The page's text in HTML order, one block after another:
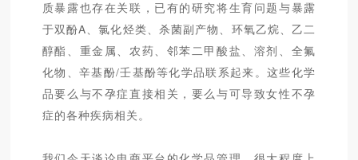
质暴露也存在关联，已有的研究将生育问题与暴露
于双酚A、氯化烃类、杀菌副产物、环氧乙烷、乙二
醇酯、重金属、农药、邻苯二甲酸盐、溶剂、全氟
化物、辛基酚/壬基酚等化学品联系起来。这些化学
品要么与不孕症直接相关，要么与可导致女性不孕
症的各种疾病相关。